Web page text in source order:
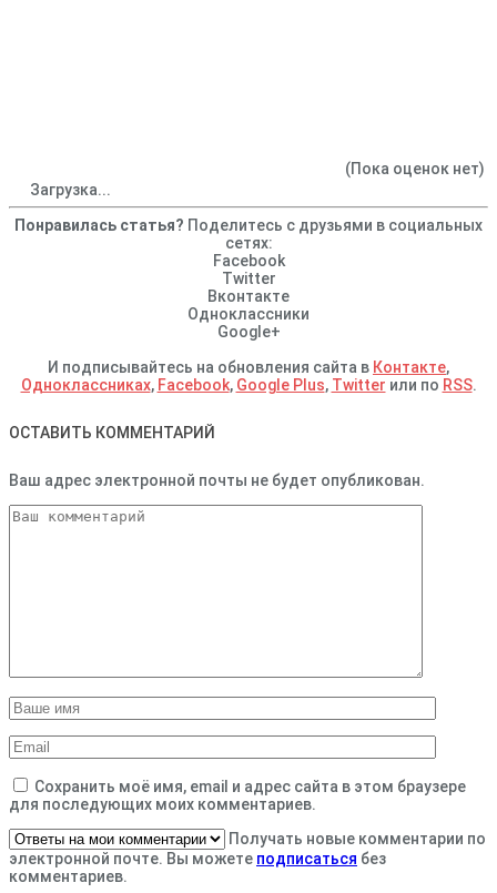
(Пока оценок нет)
Загрузка...
Понравилась статья? Поделитесь с друзьями в социальных
сетях:
Facebook
Twitter
Вконтакте
Одноклассники
Google+
И подписывайтесь на обновления сайта в Контакте,
Одноклассниках, Facebook, Google Plus, Twitter или по RSS.
ОСТАВИТЬ КОММЕНТАРИЙ
Ваш адрес электронной почты не будет опубликован.
Сохранить моё имя, email и адрес сайта в этом браузере
для последующих моих комментариев.
Получать новые комментарии по
электронной почте. Вы можете подписаться без
комментариев.